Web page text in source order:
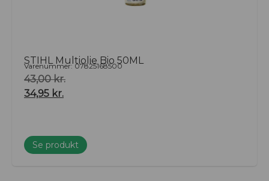
STIHL Multiolie Bio 50ML
Varenummer: 07825168500
43,00kr.
34,95 kr.
Se produkt